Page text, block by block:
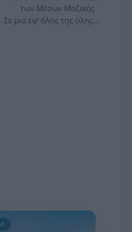
των Μέσων Μαζικής
μια εφ’ όλης της ύλης